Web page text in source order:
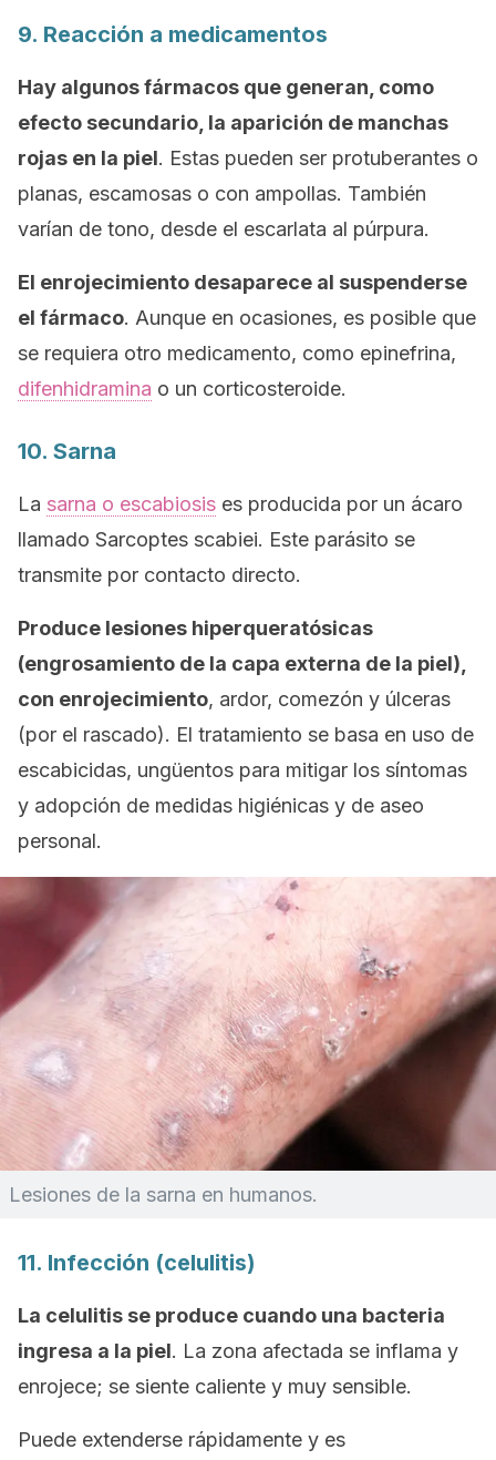
9. Reacción a medicamentos
Hay algunos fármacos que generan, como
efecto secundario, la aparición de manchas
rojas en la piel. Estas pueden ser protuberantes o
planas, escamosas o con ampollas. También
varían de tono, desde el escarlata al púrpura.
El enrojecimiento desaparece al suspenderse
el fármaco. Aunque en ocasiones, es posible que
se requiera otro medicamento, como epinefrina,
difenhidramina o un corticosteroide.
10. Sarna
La sarna o escabiosis es producida por un ácaro
llamado Sarcoptes scabiei. Este parásito se
transmite por contacto directo.
Produce lesiones hiperqueratósicas
(engrosamiento de la capa externa de la piel),
con enrojecimiento, ardor, comezón y úlceras
(por el rascado). El tratamiento se basa en uso de
escabicidas, ungüentos para mitigar los síntomas
y adopción de medidas higiénicas y de aseo
personal.
Lesiones de la sarna en humanos.
11. Infección (celulitis)
La celulitis se produce cuando una bacteria
ingresa a la piel. La zona afectada se inflama y
enrojece; se siente caliente y muy sensible.
Puede extenderse rápidamente y es